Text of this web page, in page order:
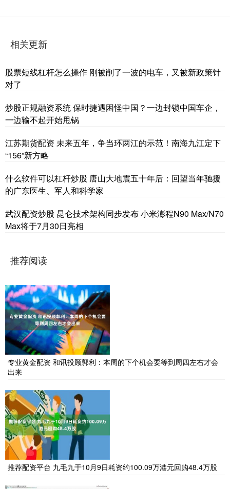
相关更新
股票短线杠杆怎么操作 刚被削了一波的电车，又被新政策针
对了
炒股正规融资系统 保时捷遇困怪中国？一边封锁中国车企，
一边输不起开始甩锅
江苏期货配资 未来五年，争当环两江的示范！南海九江定下
“156”新方略
什么软件可以杠杆炒股 唐山大地震五十年后：回望当年驰援
的广东医生、军人和科学家
武汉配资炒股 昆仑技术架构同步发布 小米澎程N90 Max/N70
Max将于7月30日亮相
推荐阅读
专业黄金配资 和讯投顾郭利：本周的下个机会要等到周四左右才会
出来
推荐配资平台 九毛九于10月9日耗资约100.09万港元回购48.4万股